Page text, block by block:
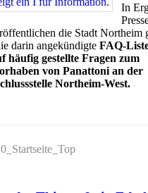
In
die Stadt Northeim
darin angekündigte FAQ-
häufig gestellte Fragen zum
von Panattoni an der
Northeim-West.
0_Startseite_Top